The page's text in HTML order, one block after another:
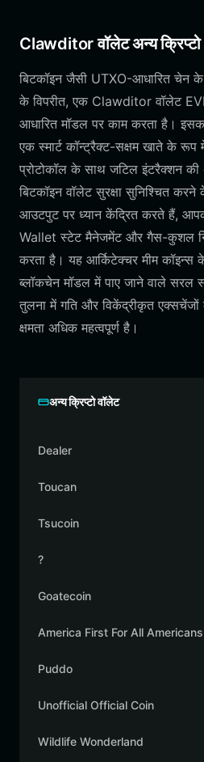
Clawditor वॉलेट अन्य
बिटकॉइन जैसी UTXO-आधारित चेन के
के विपरीत, एक Clawditor वॉलेट
आधारित मॉडल पर काम करता है।
एक स्मार्ट कॉन्ट्रैक्ट-सक्षम खाते के रूप
प्रोटोकॉल के साथ जटिल इंटरैक्शन
बिटकॉइन वॉलेट सुरक्षा सुनिश्चित
आउटपुट पर ध्यान केंद्रित करते हैं,
Wallet स्टेट मैनेजमेंट और गैस-कुशल
करता है। यह आर्किटेक्चर मीम कॉइन्स
ब्लॉकचेन मॉडल में पाए जाने वाले सरल
तुलना में गति और विकेंद्रीकृत
क्षमता अधिक महत्वपूर्ण है।
अन्य क्रिप्टो वॉलेट
Dealer
Toucan
Tsucoin
?
Goatecoin
America First For All Americans
Puddo
Unofficial Official Coin
Wildlife Wonderland